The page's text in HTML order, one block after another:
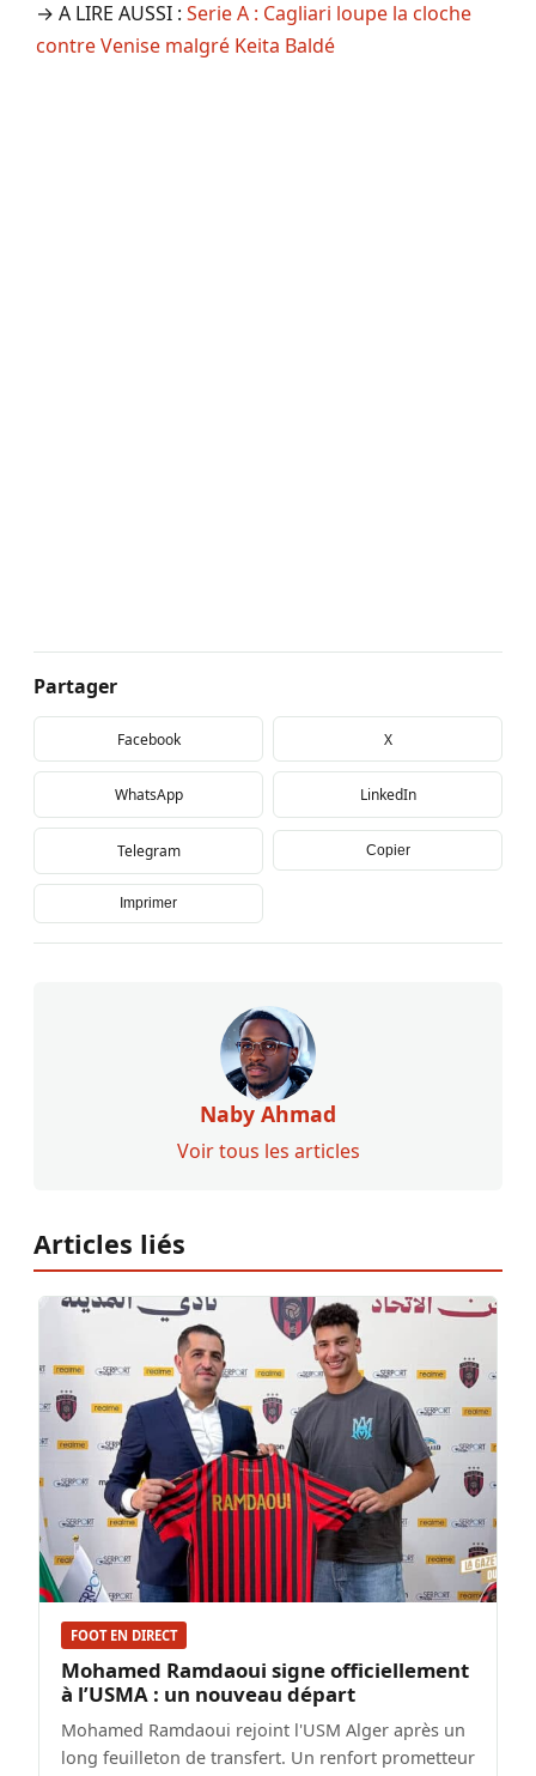
→ A LIRE AUSSI : Serie A : Cagliari loupe la cloche
contre Venise malgré Keita Baldé
Partager
Facebook X
WhatsApp LinkedIn
Telegram Copier
Imprimer
Naby Ahmad
Voir tous les articles
Articles liés
FOOT EN DIRECT
Mohamed Ramdaoui signe officiellement
à l’USMA : un nouveau départ
Mohamed Ramdaoui rejoint l'USM Alger après un
long feuilleton de transfert. Un renfort prometteur